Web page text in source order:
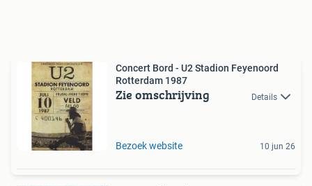
Concert Bord - U2 Stadion Feyenoord
Rotterdam 1987
Zie omschrijving Details
Bezoek website 10 jun 26